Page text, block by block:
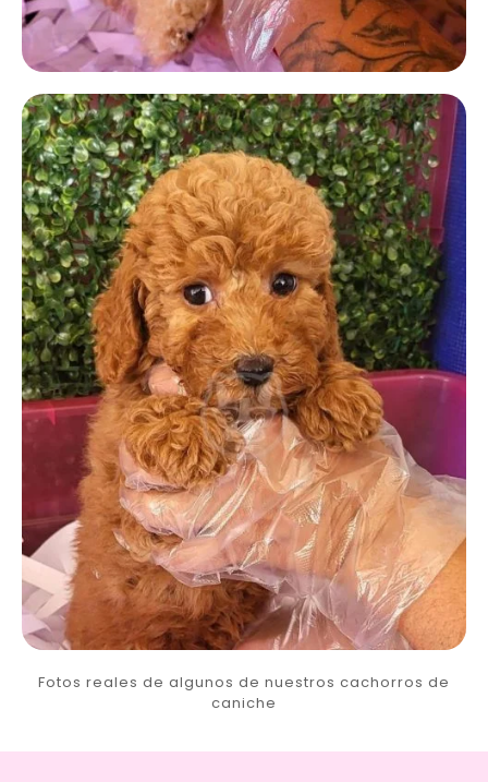
Fotos reales de algunos de nuestros cachorros de
caniche